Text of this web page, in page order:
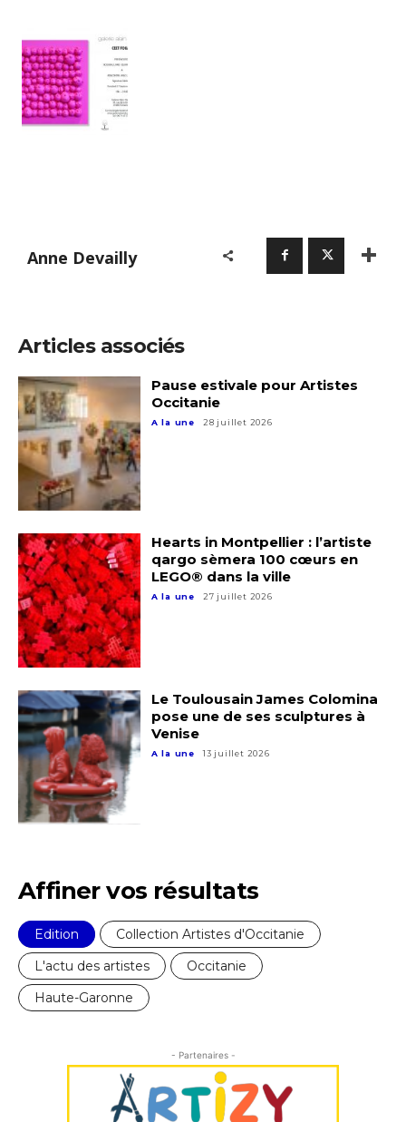
J'accepte les
Anne Devailly
Articles associés
Pause estivale pour Artistes
Occitanie
A la une 28 juillet 2026
Hearts in Montpellier : l’artiste
qargo sèmera 100 cœurs en
LEGO® dans la ville
A la une 27 juillet 2026
Le Toulousain James Colomina
pose une de ses sculptures à
Venise
A la une 13 juillet 2026
Affiner vos résultats
Edition
Collection Artistes d'Occitanie
L'actu des artistes
Occitanie
Haute-Garonne
- Partenaires -